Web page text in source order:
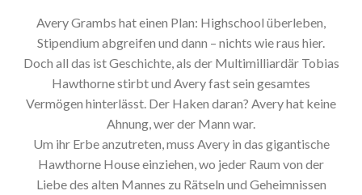
Avery Grambs hat einen Plan: Highschool überleben,
Stipendium abgreifen und dann – nichts wie raus hier.
Doch all das ist Geschichte, als der Multimilliardär Tobias
Hawthorne stirbt und Avery fast sein gesamtes
Vermögen hinterlässt. Der Haken daran? Avery hat keine
Ahnung, wer der Mann war.
Um ihr Erbe anzutreten, muss Avery in das gigantische
Hawthorne House einziehen, wo jeder Raum von der
Liebe des alten Mannes zu Rätseln und Geheimnissen